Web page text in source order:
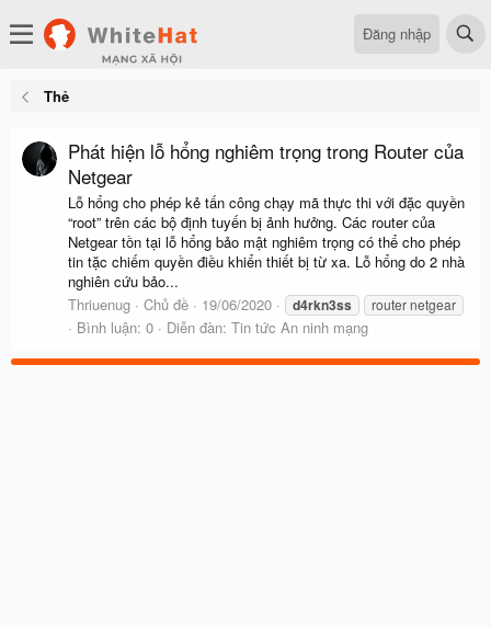
Đăng nhập
Thẻ
Phát hiện lỗ hổng nghiêm trọng trong Router của
Netgear
Lỗ hổng cho phép kẻ tấn công chạy mã thực thi với đặc quyền
“root” trên các bộ định tuyến bị ảnh hưởng. Các router của
Netgear tồn tại lỗ hổng bảo mật nghiêm trọng có thể cho phép
tin tặc chiếm quyền điều khiển thiết bị từ xa. Lỗ hổng do 2 nhà
nghiên cứu bảo...
Thriuenug
Chủ đề 19/06/2020 d4rkn3ss router netgear
Bình luận: 0 Diễn đàn: Tin tức An ninh mạng